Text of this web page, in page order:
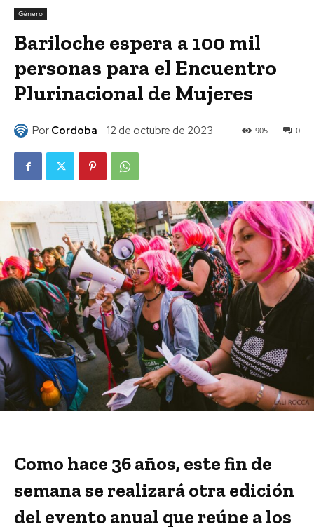
Género
Bariloche espera a 100 mil
personas para el Encuentro
Plurinacional de Mujeres
Por Cordoba 12 de octubre de 2023 0
905
Como hace 36 años, este fin de
semana se realizará otra edición
del evento anual que reúne a los